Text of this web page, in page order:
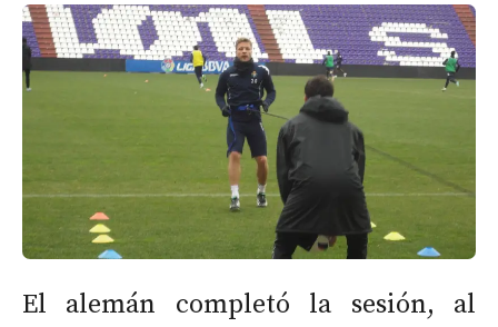
El alemán completó la sesión, al